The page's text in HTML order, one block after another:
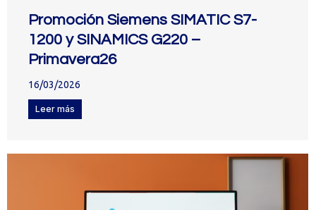
Promoción Siemens SIMATIC S7-
1200 y SINAMICS G220 –
Primavera26
16/03/2026
Leer más